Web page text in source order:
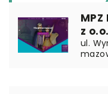
MPZ
z o.o.
ul.